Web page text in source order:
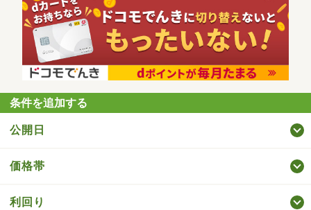
条件を追加する
公開日
価格帯
利回り